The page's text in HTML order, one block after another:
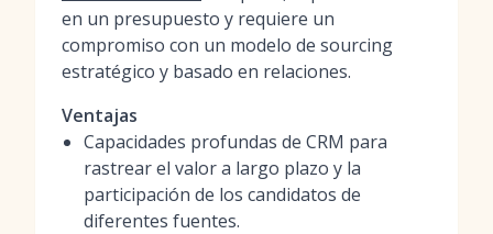
en un presupuesto y requiere un
compromiso con un modelo de sourcing
estratégico y basado en relaciones.
Ventajas
Capacidades profundas de CRM para
rastrear el valor a largo plazo y la
participación de los candidatos de
diferentes fuentes.